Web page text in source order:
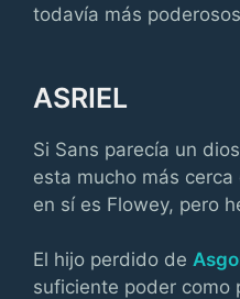
todavía más
ASRIEL
Si Sans parecía un
esta mucho más
en sí es Flowey, pero
El hijo perdido de
suficiente poder como